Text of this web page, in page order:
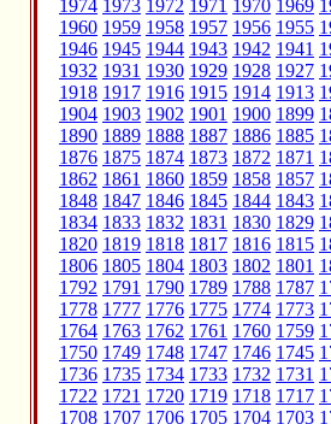
1974 1973 1972 1971 1970 1969
1960 1959 1958 1957 1956 1955
1946 1945 1944 1943 1942 1941
1932 1931 1930 1929 1928 1927
1918 1917 1916 1915 1914 1913
1904 1903 1902 1901 1900 1899
1890 1889 1888 1887 1886 1885
1876 1875 1874 1873 1872 1871
1862 1861 1860 1859 1858 1857
1848 1847 1846 1845 1844 1843
1834 1833 1832 1831 1830 1829
1820 1819 1818 1817 1816 1815
1806 1805 1804 1803 1802 1801
1792 1791 1790 1789 1788 1787
1778 1777 1776 1775 1774 1773
1764 1763 1762 1761 1760 1759
1750 1749 1748 1747 1746 1745
1736 1735 1734 1733 1732 1731
1722 1721 1720 1719 1718 1717
1708 1707 1706 1705 1704 1703